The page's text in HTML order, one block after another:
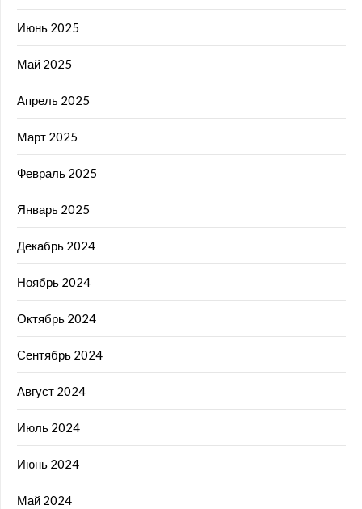
Июнь 2025
Май 2025
Апрель 2025
Март 2025
Февраль 2025
Январь 2025
Декабрь 2024
Ноябрь 2024
Октябрь 2024
Сентябрь 2024
Август 2024
Июль 2024
Июнь 2024
Май 2024